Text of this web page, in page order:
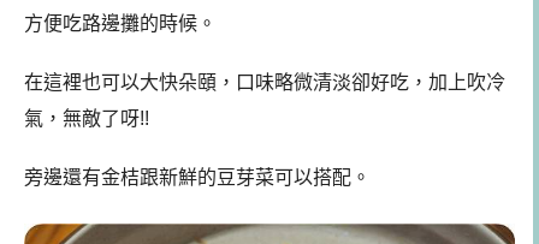
方便吃路邊攤的時候。
在這裡也可以大快朵頤，口味略微清淡卻好吃，加上吹冷
氣，無敵了呀!!
旁邊還有金桔跟新鮮的豆芽菜可以搭配。